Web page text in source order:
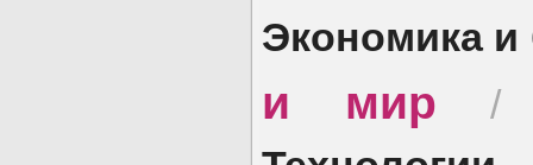
Экономика и
и мир